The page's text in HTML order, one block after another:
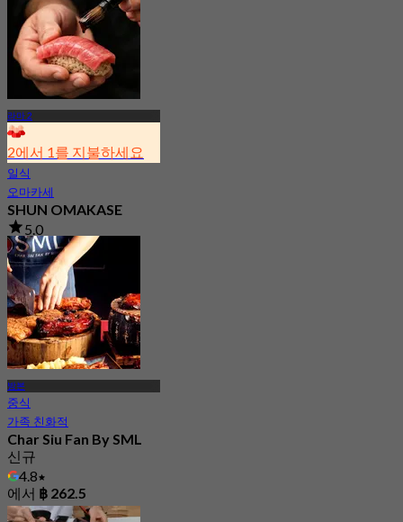
에서฿ 799
라마 2
2에서 1를 지불하세요
일식
오마카세
SHUN OMAKASE
5.0
1.5K 예약됨
에서฿ 2,530
방본
중식
가족 친화적
Char Siu Fan By SML
신규
4.8
에서 ฿ 262.5